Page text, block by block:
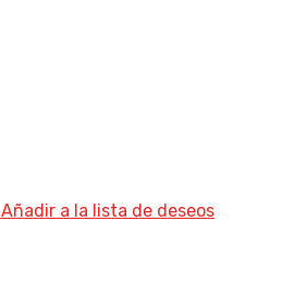
Añadir a la lista de deseos